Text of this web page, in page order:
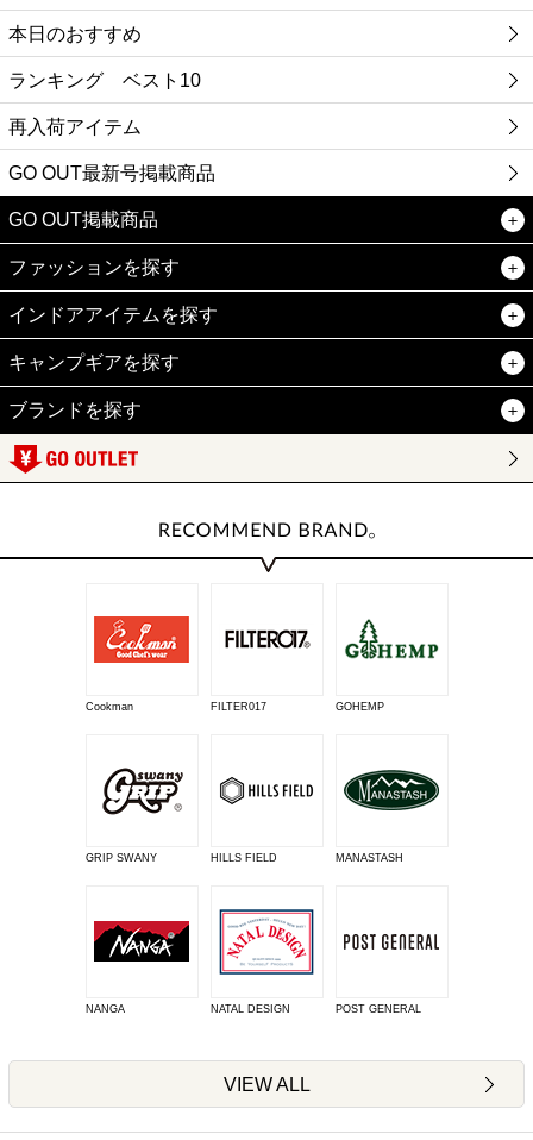
本日のおすすめ
ランキング ベスト10
再入荷アイテム
GO OUT最新号掲載商品
GO OUT掲載商品
ファッションを探す
インドアアイテムを探す
キャンプギアを探す
ブランドを探す
Cookman FILTER017 GOHEMP
GRIP SWANY HILLS FIELD MANASTASH
NANGA NATAL DESIGN POST GENERAL
VIEW ALL